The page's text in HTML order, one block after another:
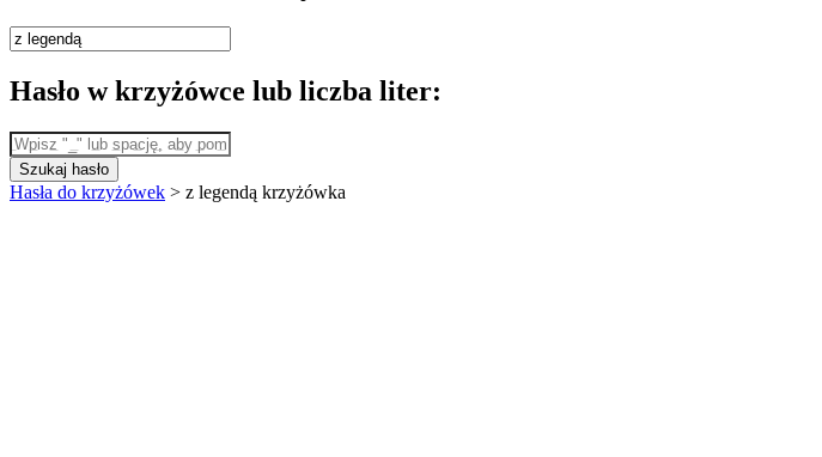
Hasło w krzyżówce lub liczba liter:
Szukaj hasło
Hasła do krzyżówek > z legendą krzyżówka